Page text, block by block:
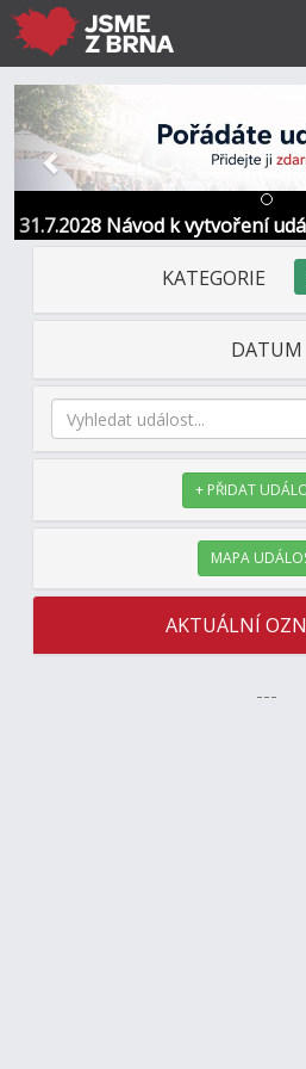
31.7.2028 Návod k vytvoření
kontakt
Předchozí
KATEGORIE
DATUM
+ PŘIDAT
MAPA
AKTUÁLNÍ
---